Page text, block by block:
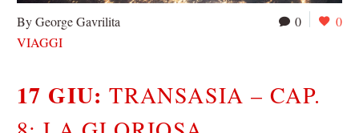
0 0
By George Gavrilita
VIAGGI
17 GIU:TRANSASIA – CAP.